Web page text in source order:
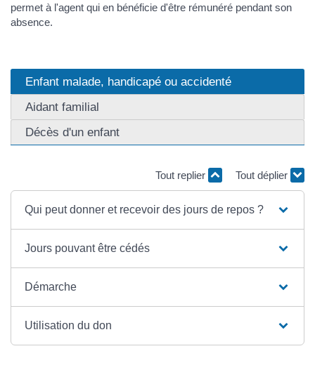
permet à l'agent qui en bénéficie d'être rémunéré pendant son
absence.
Enfant malade, handicapé ou accidenté
Aidant familial
Décès d'un enfant
Tout replier Tout déplier
Qui peut donner et recevoir des jours de repos ?
Jours pouvant être cédés
Démarche
Utilisation du don